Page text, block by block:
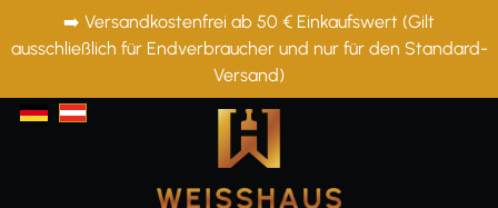
springen
➡️ Versandkostenfrei ab 50 € Einkaufswert (Gilt
ausschließlich für Endverbraucher und nur für den Standard-
Versand)